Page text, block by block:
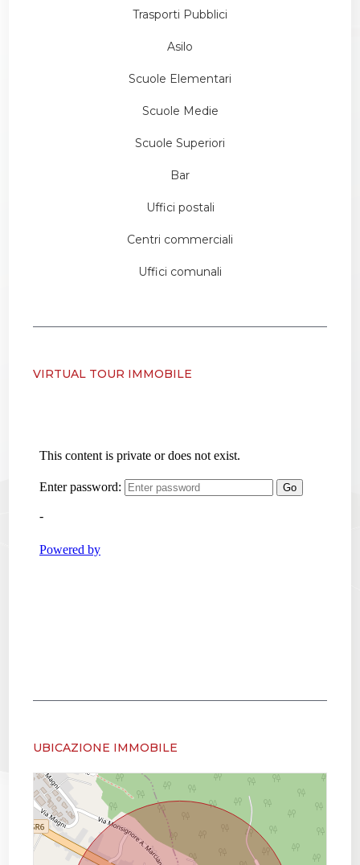
Trasporti Pubblici
Asilo
Scuole Elementari
Scuole Medie
Scuole Superiori
Bar
Uffici postali
Centri commerciali
Uffici comunali
VIRTUAL TOUR IMMOBILE
UBICAZIONE IMMOBILE